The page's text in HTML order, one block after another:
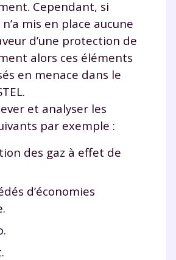
Cependant, si
mis en place aucune
d’une protection de
alors ces éléments
en menace dans le
et analyser les
par exemple :
des gaz à effet de
d’économies